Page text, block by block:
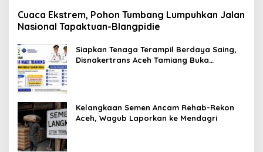
Cuaca Ekstrem, Pohon Tumbang Lumpuhkan Jalan
Nasional Tapaktuan-Blangpidie
Siapkan Tenaga Terampil Berdaya Saing,
Disnakertrans Aceh Tamiang Buka
Kelangkaan Semen Ancam Rehab-Rekon
Aceh, Wagub Laporkan ke Mendagri